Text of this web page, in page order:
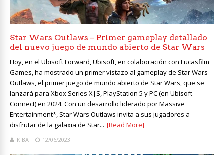
Star Wars Outlaws – Primer gameplay detallado
del nuevo juego de mundo abierto de Star Wars
Hoy, en el Ubisoft Forward, Ubisoft, en colaboración con Lucasfilm
Games, ha mostrado un primer vistazo al gameplay de Star Wars
Outlaws, el primer juego de mundo abierto de Star Wars, que se
lanzará para Xbox Series X|S, PlayStation 5 y PC (en Ubisoft
Connect) en 2024. Con un desarrollo liderado por Massive
Entertainment*, Star Wars Outlaws invita a sus jugadores a
disfrutar de la galaxia de Star... [Read More]
KIBA 12/06/2023